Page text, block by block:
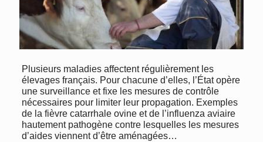
Plusieurs maladies affectent régulièrement les
élevages français. Pour chacune d’elles, l’État opère
une surveillance et fixe les mesures de contrôle
nécessaires pour limiter leur propagation. Exemples
de la fièvre catarrhale ovine et de l’influenza aviaire
hautement pathogène contre lesquelles les mesures
d’aides viennent d’être aménagées…